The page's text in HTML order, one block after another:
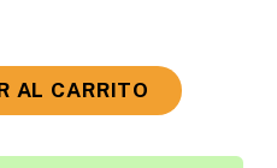
AL CARRITO